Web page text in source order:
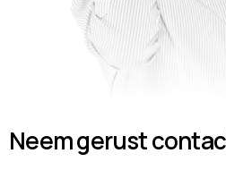
Neem gerust